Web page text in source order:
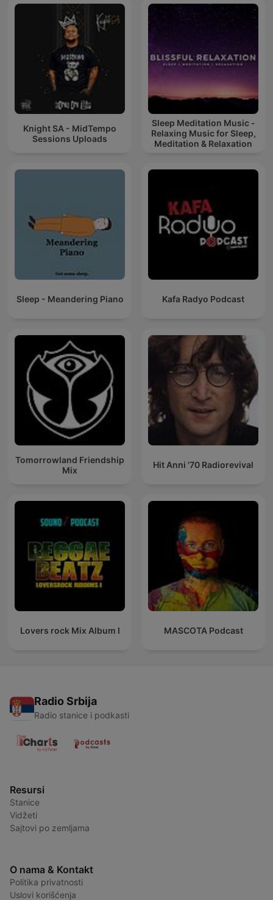
Knight SA - MidTempo
Sessions Uploads
Sleep Meditation Music -
Relaxing Music for Sleep,
Meditation & Relaxation
Sleep - Meandering Piano Kafa Radyo Podcast
Tomorrowland Friendship
Mix
Hit Anni '70 Radiorevival
Lovers rock Mix Album I MASCOTA Podcast
Radio Srbija
Radio stanice i podkasti
Resursi
Stanice
Vidžeti
Sajtovi po zemljama
O nama & Kontakt
Politika privatnosti
Uslovi korišćenja